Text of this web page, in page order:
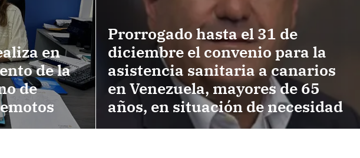
en
de la
de
Prorrogado hasta el 31 de
diciembre el convenio para la
asistencia sanitaria a canarios
en Venezuela, mayores de 65
años, en situación de necesidad